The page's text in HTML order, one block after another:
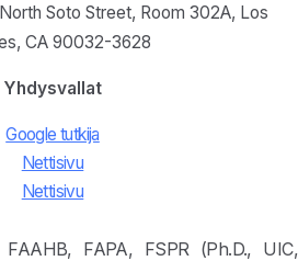
Soto Street, Room 302A, Los
CA 90032-3628
Yhdysvallat
Google tutkija
Nettisivu
Nettisivu
FAPA, FSPR (Ph.D., UIC,